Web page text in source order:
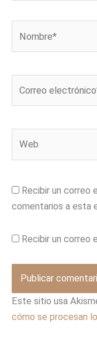
Recibir un correo
comentarios a esta
Recibir un correo
Este sitio usa
cómo se procesan